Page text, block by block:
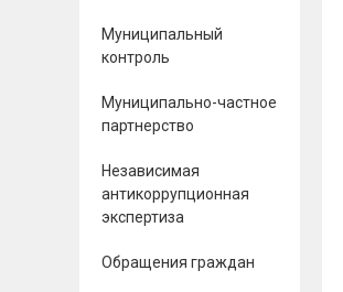
Муниципальный
контроль
Муниципально-частное
партнерство
Независимая
антикоррупционная
экспертиза
Обращения граждан